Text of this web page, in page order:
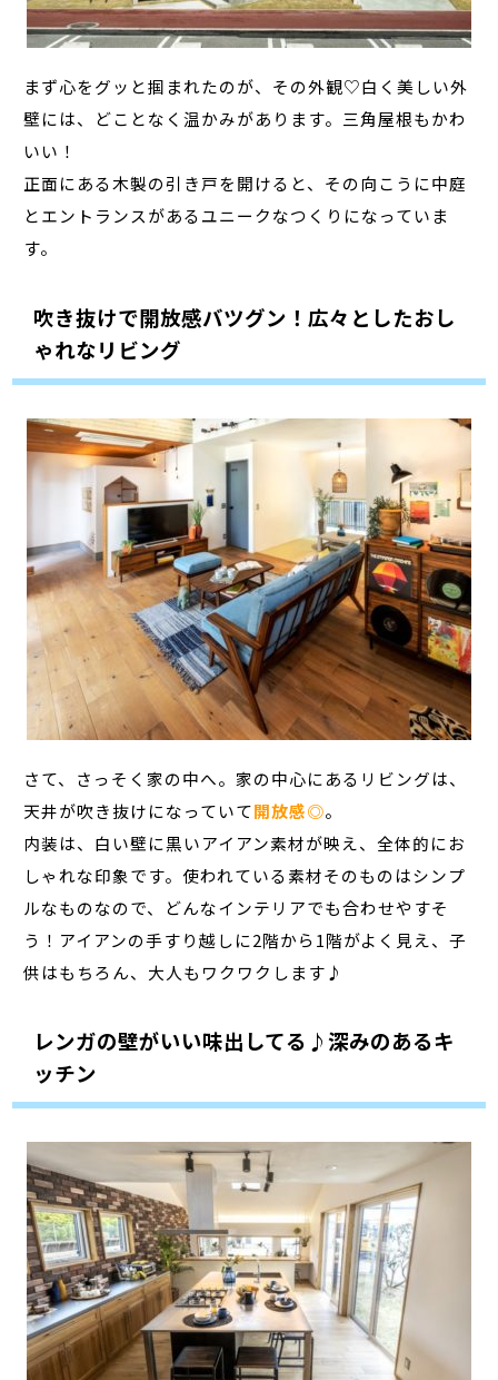
まず心をグッと掴まれたのが、その外観♡白く美しい外
壁には、どことなく温かみがあります。三角屋根もかわ
いい！
正面にある木製の引き戸を開けると、その向こうに中庭
とエントランスがあるユニークなつくりになっていま
す。
吹き抜けで開放感バツグン！広々としたおし
ゃれなリビング
さて、さっそく家の中へ。家の中心にあるリビングは、
天井が吹き抜けになっていて開放感◎。
内装は、白い壁に黒いアイアン素材が映え、全体的にお
しゃれな印象です。使われている素材そのものはシンプ
ルなものなので、どんなインテリアでも合わせやすそ
う！アイアンの手すり越しに2階から1階がよく見え、子
供はもちろん、大人もワクワクします♪
レンガの壁がいい味出してる♪深みのあるキ
ッチン